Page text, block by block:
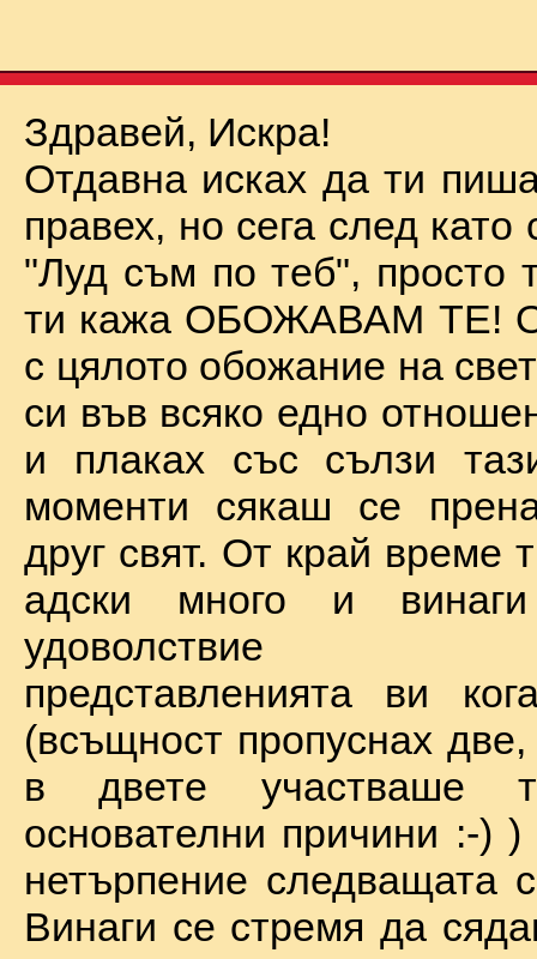
Здравей, Искра!
Отдавна исках да ти
правех, но сега след като
"Луд съм по теб", просто
ти кажа ОБОЖАВАМ ТЕ!
с цялото обожание на
си във всяко едно
и плаках със сълзи
моменти сякаш се
друг свят. От край време
адски много и
удоволствие
представленията ви
(всъщност пропуснах
в двете участваше
основателни причини :-)
нетърпение следващата
Винаги се стремя да